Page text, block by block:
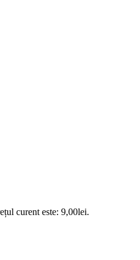
curent este: 9,00lei.